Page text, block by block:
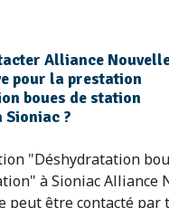
Alliance
pour la prestation
boues de station
Sioniac ?
"Déshydratation
à Sioniac Alliance
peut être contacté par